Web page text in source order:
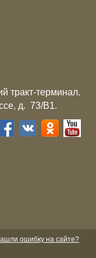
тракт-терминал.
д. 73/B1.
ошибку на сайте?